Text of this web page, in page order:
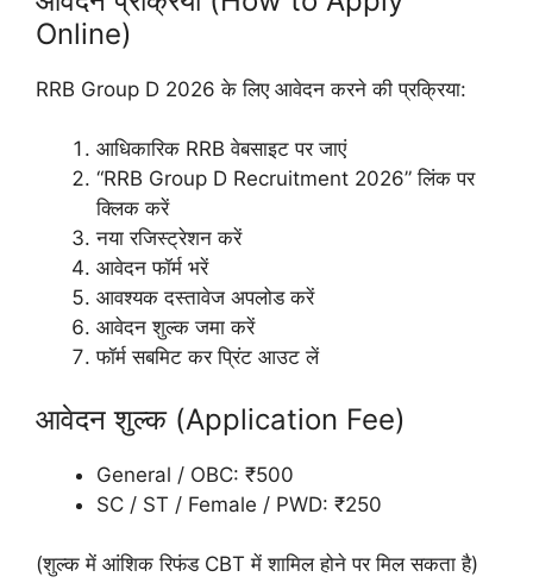
Online)
RRB Group D 2026 के लिए आवेदन करने की प्रक्रिया:
आधिकारिक RRB वेबसाइट पर जाएं
“RRB Group D Recruitment 2026” लिंक पर
क्लिक करें
नया रजिस्ट्रेशन करें
आवेदन फॉर्म भरें
आवश्यक दस्तावेज अपलोड करें
आवेदन शुल्क जमा करें
फॉर्म सबमिट कर प्रिंट आउट लें
आवेदन शुल्क (Application Fee)
General / OBC: ₹500
SC / ST / Female / PWD: ₹250
(शुल्क में आंशिक रिफंड CBT में शामिल होने पर मिल सकता है)